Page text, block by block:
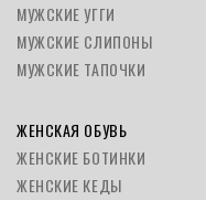
МУЖСКИЕ УГГИ
МУЖСКИЕ СЛИПОНЫ
МУЖСКИЕ ТАПОЧКИ
ЖЕНСКАЯ ОБУВЬ
ЖЕНСКИЕ БОТИНКИ
ЖЕНСКИЕ КЕДЫ